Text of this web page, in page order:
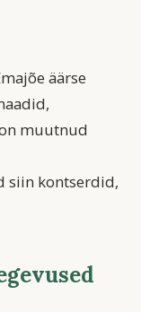
äärse
muutnud
siin kontserdid,